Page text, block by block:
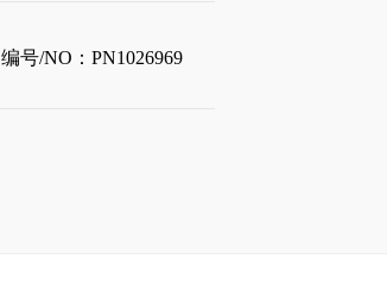
编号/NO：PN1026969